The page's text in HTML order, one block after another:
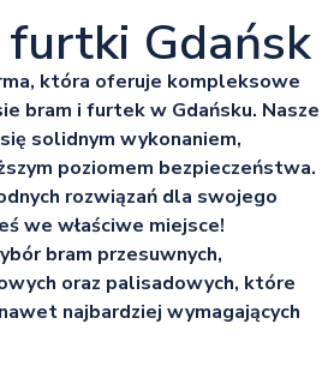
Gdańsk
która oferuje kompleksowe
bram i furtek w Gdańsku. Nasze
solidnym wykonaniem,
poziomem bezpieczeństwa.
rozwiązań dla swojego
we właściwe miejsce!
bram przesuwnych,
oraz palisadowych, które
najbardziej wymagających